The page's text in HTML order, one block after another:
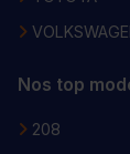
Nos top
208